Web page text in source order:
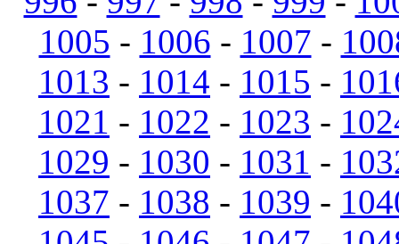
1005 - 1006 - 1007 -
1013 - 1014 - 1015 -
1021 - 1022 - 1023 -
1029 - 1030 - 1031 -
1037 - 1038 - 1039 -